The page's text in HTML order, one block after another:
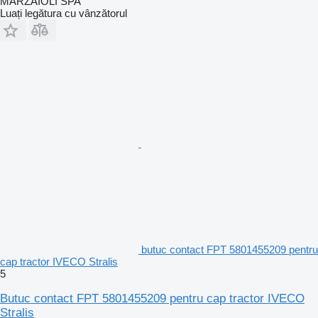
Luați legătura cu vânzătorul
butuc contact FPT 5801455209 pentru
cap tractor IVECO Stralis
5
Butuc contact FPT 5801455209 pentru cap tractor IVECO
Stralis